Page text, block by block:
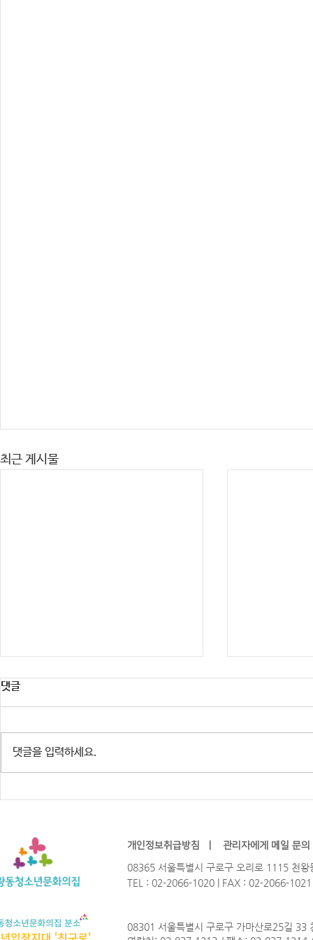
최근 게시물
댓글
댓글을 입력하세요.
개인정보취급방침
관리자에게 메일 문의
08365 서울특별시 구로구 오리로 1115 천왕
TEL : 02-2066-1020 | FAX : 02-2066-1021
08301 서울특별시 구로구 가마산로25길 33